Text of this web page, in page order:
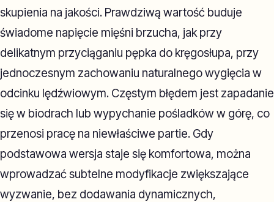
skupienia na jakości. Prawdziwą wartość buduje
świadome napięcie mięśni brzucha, jak przy
delikatnym przyciąganiu pępka do kręgosłupa, przy
jednoczesnym zachowaniu naturalnego wygięcia w
odcinku lędźwiowym. Częstym błędem jest zapadanie
się w biodrach lub wypychanie pośladków w górę, co
przenosi pracę na niewłaściwe partie. Gdy
podstawowa wersja staje się komfortowa, można
wprowadzać subtelne modyfikacje zwiększające
wyzwanie, bez dodawania dynamicznych,